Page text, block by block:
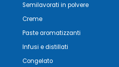
Semilavorati in polvere
Creme
Paste aromatizzanti
Infusi e distillati
Congelato